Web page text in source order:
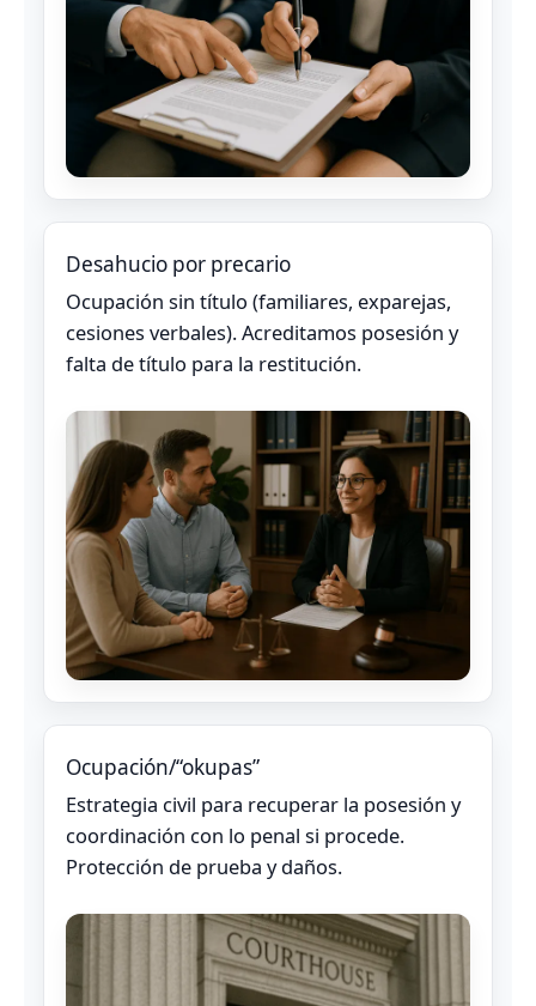
Desahucio por precario
Ocupación sin título (familiares, exparejas,
cesiones verbales). Acreditamos posesión y
falta de título para la restitución.
Ocupación/“okupas”
Estrategia civil para recuperar la posesión y
coordinación con lo penal si procede.
Protección de prueba y daños.